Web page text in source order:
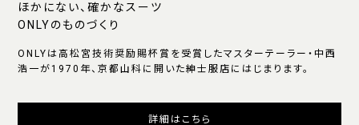
ほかにない、確かなスーツ
ONLYのものづくり
ONLYは高松宮技術奨励賜杯賞を受賞したマスターテーラー・中西
浩一が1970年、京都山科に開いた紳士服店にはじまります。
詳細はこちら